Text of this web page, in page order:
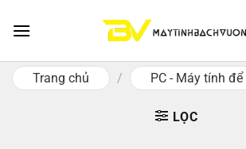
Trang chủ
/ PC - Máy tính để
LỌC